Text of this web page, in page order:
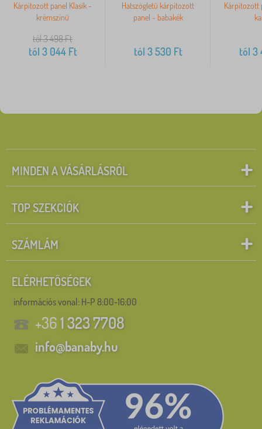
Kárpitozott panel Klasik -
krémszínű
tól 3 498Ft
tól 3 044Ft
Hatszögletű kárpitozott
panel - babakék
tól 3 530 Ft
Kárpitozott
tól 3
MINDEN A VÁSÁRLÁSRÓL
TOP SZEKCIÓK
SZÁMLÁM
ELÉRHETŐSÉGEK
információs vonal: H-P 8:00-16:00
+361 323 7708
info@banaby.hu